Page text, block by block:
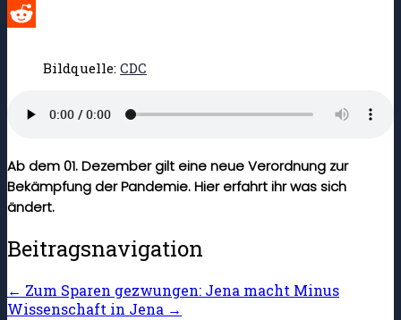
Email
Bildquelle: CDC
Ab dem 01. Dezember gilt eine neue Verordnung zur
Bekämpfung der Pandemie. Hier erfahrt ihr was sich
ändert.
Beitragsnavigation
← Zum Sparen gezwungen: Jena macht Minus
Wissenschaft in Jena →